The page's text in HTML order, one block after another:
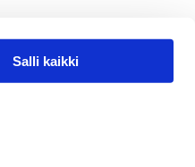
Salli kaikki